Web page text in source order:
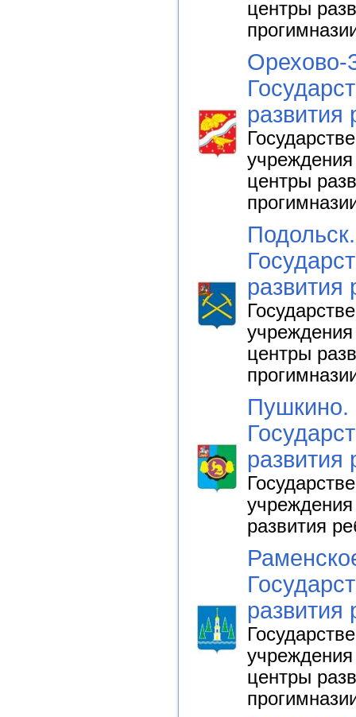
центры
Орехово-
развития
центры
развития
центры
Пушкино.
развития
развития
развития
центры